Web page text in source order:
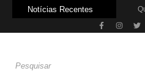
Notícias Recentes